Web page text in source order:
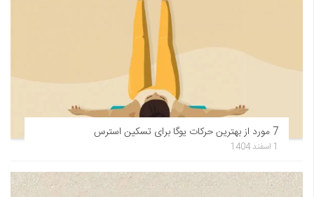
7 مورد از بهترین حرکات یوگا برای تسکین استرس
1 اسفند 1404